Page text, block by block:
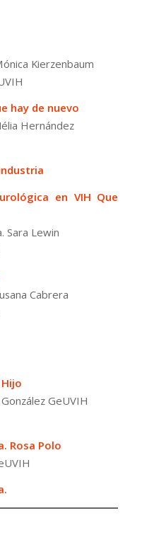
Kierzenbaum
hay de nuevo
Hernández
en VIH Que
Sara Lewin
Cabrera
GeUVIH
Rosa Polo